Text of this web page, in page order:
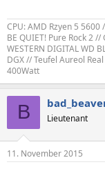
CPU: AMD Rzyen 5 5600
BE QUIET! Pure Rock 2 //
WESTERN DIGITAL WD
DGX // Teufel Aureol
400Watt
B Lieutenant
11. November 2015